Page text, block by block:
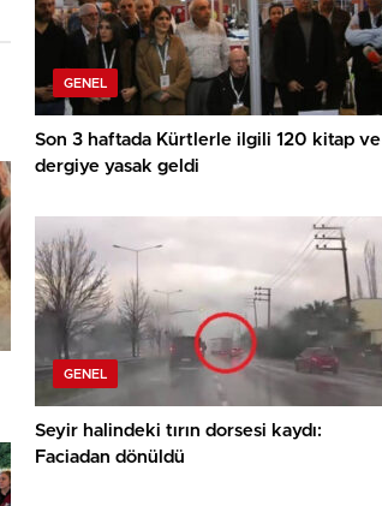
GENEL
Son 3 haftada Kürtlerle ilgili 120 kitap ve
dergiye yasak geldi
GENEL
Seyir halindeki tırın dorsesi kaydı:
Faciadan dönüldü